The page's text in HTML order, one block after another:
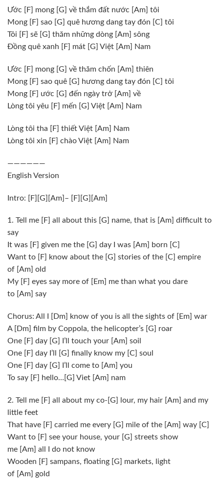
Ước [F] mong [G] về thắm đất nước [Am] tôi
Mong [F] sao [G] quê hương dang tay đón [C] tôi
Tôi [F] sẽ [G] thăm những dòng [Am] sông
Đồng quê xanh [F] mát [G] Việt [Am] Nam
Ước [F] mong [G] về thăm chốn [Am] thiên
Mong [F] sao quê [G] hương dang tay đón [C] tôi
Mong [F] ước [G] đến ngày trở [Am] về
Lòng tôi yêu [F] mến [G] Việt [Am] Nam
Lòng tôi tha [F] thiết Việt [Am] Nam
Lòng tôi xin [F] chào Việt [Am] Nam
——————
English Version
Intro: [F] [G] [Am]– [F] [G] [Am]
1. Tell me [F] all about this [G] name, that is [Am] difficult to
say
It was [F] given me the [G] day I was [Am] born [C]
Want to [F] know about the [G] stories of the [C] empire
of [Am] old
My [F] eyes say more of [Em] me than what you dare
to [Am] say
Chorus: All I [Dm] know of you is all the sights of [Em] war
A [Dm] film by Coppola, the helicopter’s [G] roar
One [F] day [G] I’ll touch your [Am] soil
One [F] day I’ll [G] finally know my [C] soul
One [F] day [G] I’ll come to [Am] you
To say [F] hello… [G] Viet [Am] nam
2. Tell me [F] all about my co- [G] lour, my hair [Am] and my
little feet
That have [F] carried me every [G] mile of the [Am] way [C]
Want to [F] see your house, your [G] streets show
me [Am] all I do not know
Wooden [F] sampans, floating [G] markets, light
of [Am] gold